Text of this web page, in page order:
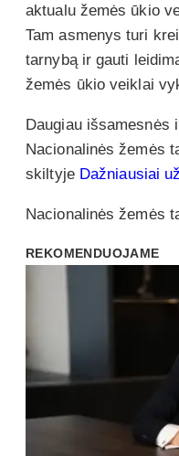
aktualu žemės ūkio
Tam asmenys turi
tarnybą ir gauti
žemės ūkio veiklai
Daugiau išsamesnės
Nacionalinės žemės
skiltyje Dažniausiai
Nacionalinės žemės
REKOMENDUOJAME